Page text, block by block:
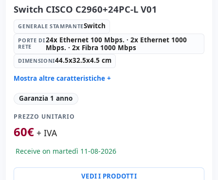
Switch CISCO C2960+24PC-L V01
GENERALE STAMPANTESwitch
PORTE DI
RETE
24x Ethernet 100 Mbps. · 2x Ethernet 1000
Mbps. · 2x Fibra 1000 Mbps
DIMENSIONI44.5x32.5x4.5 cm
Mostra altre caratteristiche +
Generale stampante:
Porte di rete: 24x Ethernet 100 Mbps. · 2x Ethernet
1000 Mbps. · 2x Fibra 1000 Mbps.
Dimensioni:
Peso:
4.50 Kg.
Garanzia 1 anno
PREZZO UNITARIO
60€ + IVA
Receive on martedì 11-08-2026
VEDI I PRODOTTI